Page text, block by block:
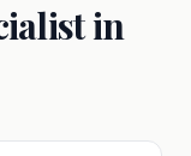
in